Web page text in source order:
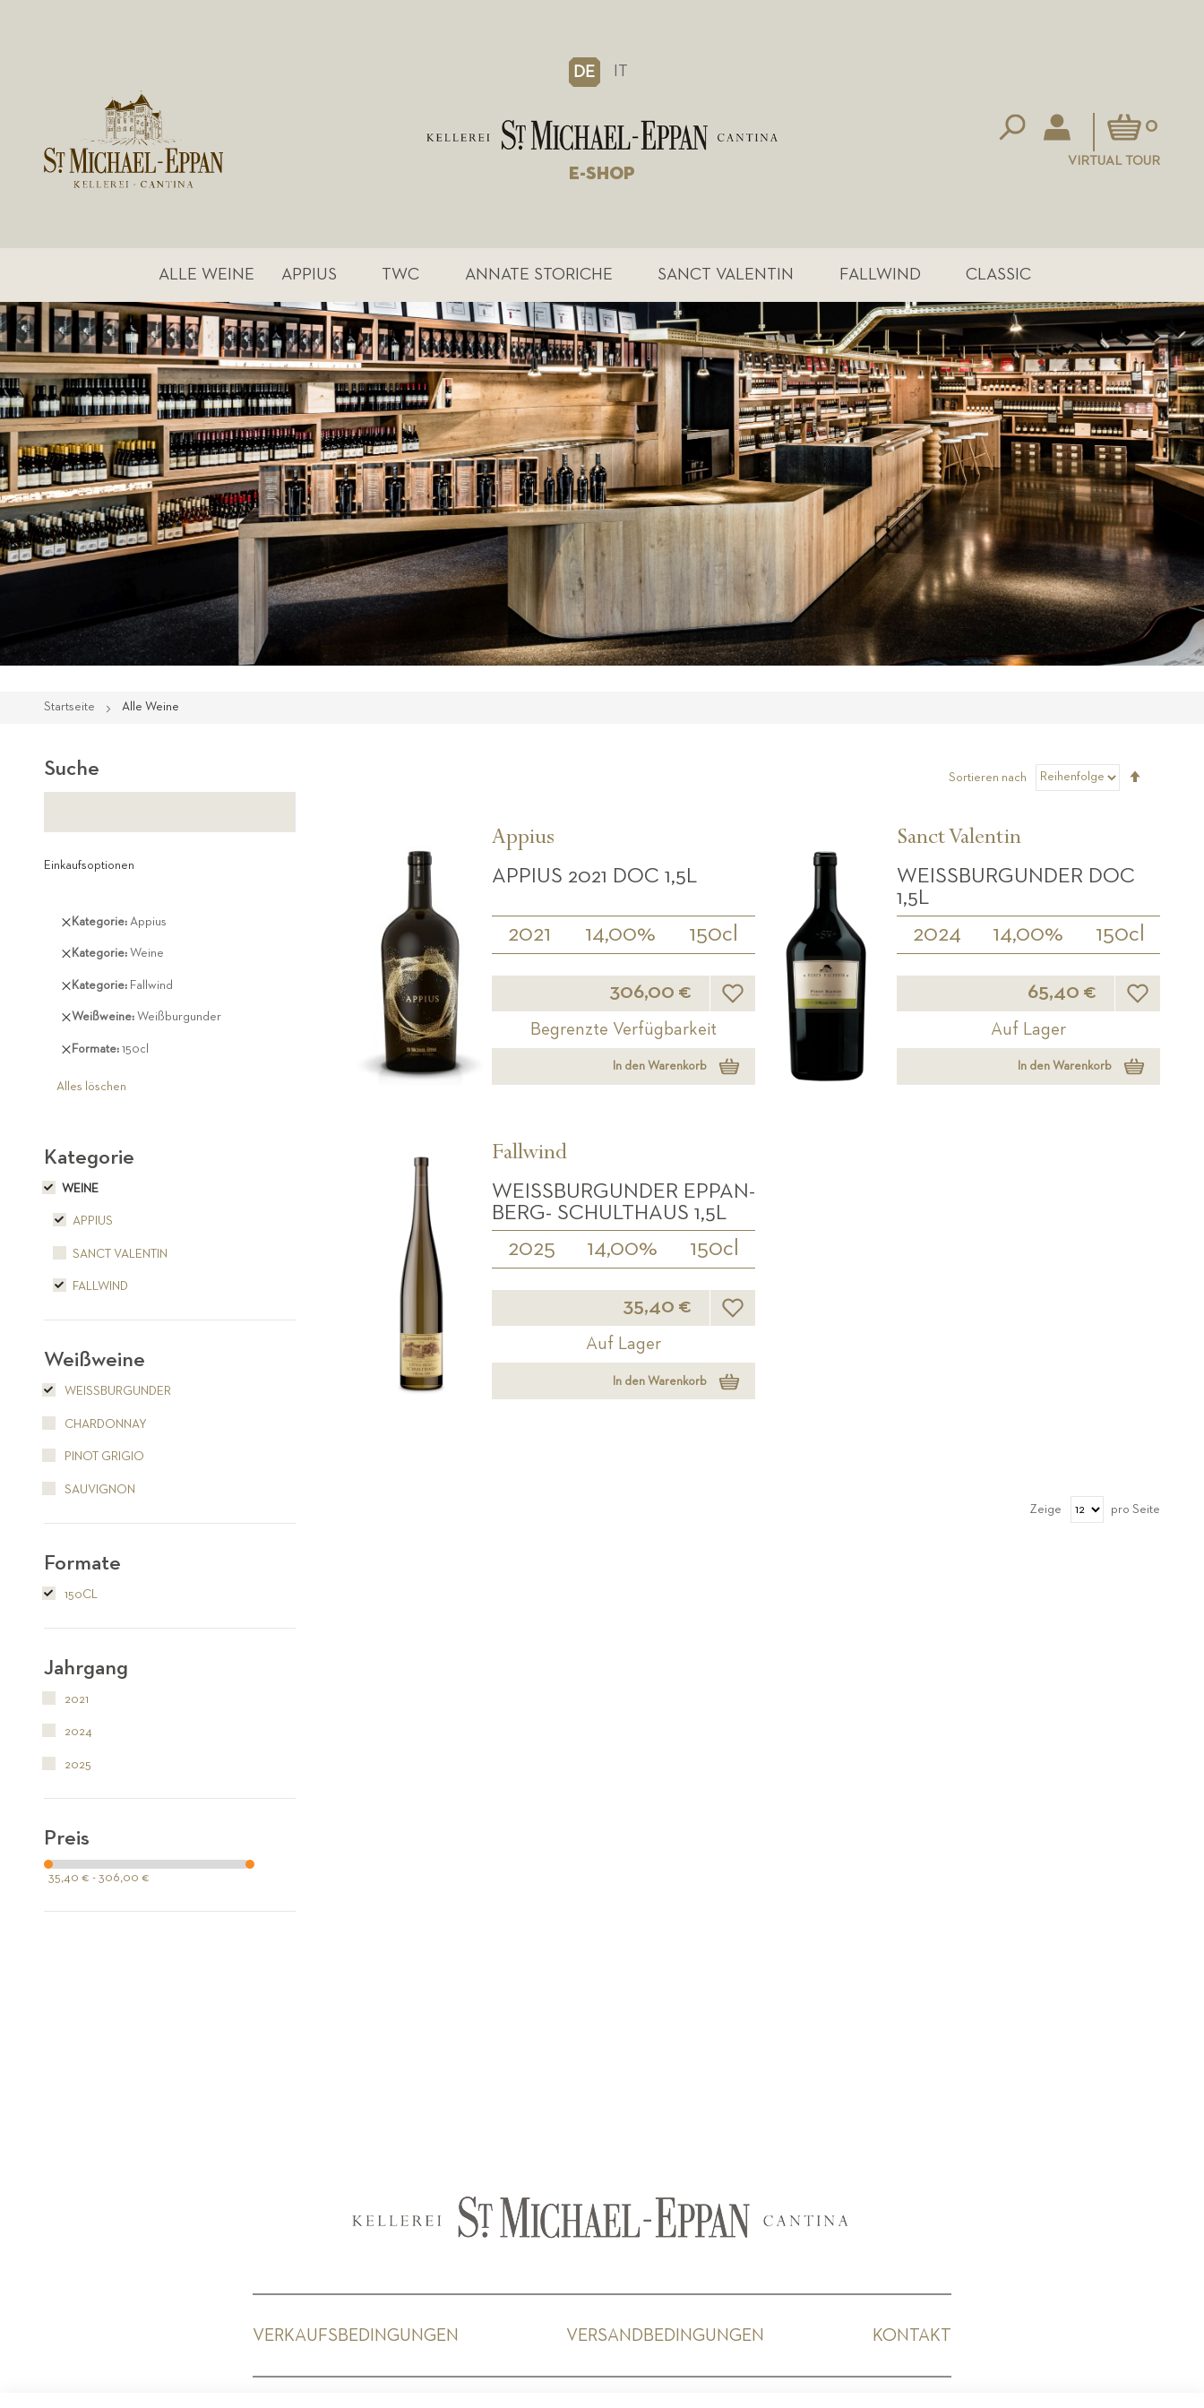
DE IT
E-SHOP
Mein Warenkorb
0
VIRTUAL TOUR
ALLE WEINE APPIUS TWC ANNATE STORICHE SANCT VALENTIN FALLWIND CLASSIC
Startseite Alle Weine
Sortieren nach
Appius
APPIUS 2021 DOC 1,5L
2021 14,00% 150cl
306,00 € Wunschliste
Begrenzte Verfügbarkeit
In den Warenkorb
Sanct Valentin
WEISSBURGUNDER DOC 1
,5L
2024 14,00% 150cl
65,40 €
Auf Lager
In den Warenkorb
Fallwind
WEISSBURGUNDER EPPAN-B
ERG- SCHULTHAUS 1,5L
2025 14,00% 150cl
35,40 € Wunschliste
Auf Lager
In den Warenkorb
Zeige pro Seite
Suche
Einkaufsoptionen
Kategorie Appius
Diesen
entfernen
Kategorie Weine
Diesen
entfernen
Kategorie Fallwind
Diesen
entfernen
Weißweine Weißburgunder
Diesen
entfernen
Formate 150cl
Diesen
entfernen
Alles löschen
Kategorie
WEINE
APPIUS
SANCT VALENTIN
FALLWIND
Weißweine
WEISSBURGUNDER
CHARDONNAY
PINOT GRIGIO
SAUVIGNON
Formate
150CL
Jahrgang
2021
2024
2025
Preis
35,40 € - 306,00 €
VERKAUFSBEDINGUNGEN VERSANDBEDINGUNGEN KONTAKT